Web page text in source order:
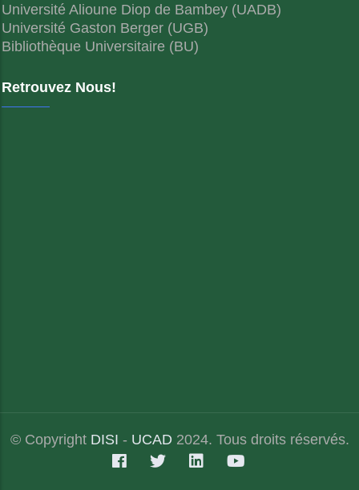
Université Alioune Diop de Bambey (UADB)
Université Gaston Berger (UGB)
Bibliothèque Universitaire (BU)
Retrouvez Nous!
© Copyright DISI - UCAD 2024. Tous droits réservés.